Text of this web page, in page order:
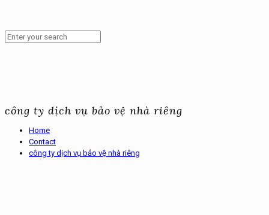
công ty dịch vụ bảo vệ nhà riêng
Home
Contact
công ty dịch vụ bảo vệ nhà riêng